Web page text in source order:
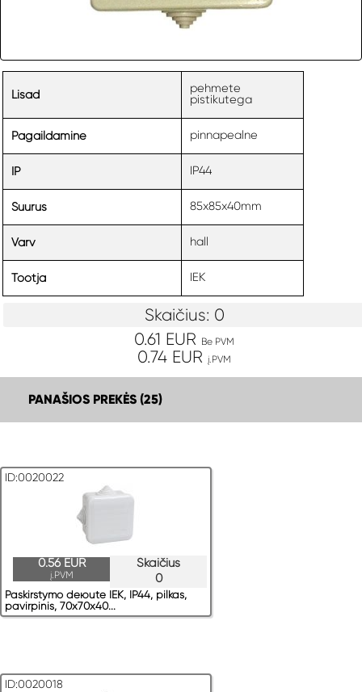
Lisad
pehmete
pistikutega
Pagaildamine pinnapealne
IP IP44
Suurus 85x85x40mm
Varv hall
Tootja IEK
Skaičius: 0
0.61 EUR Be PVM
0.74 EUR į.PVM
PANAŠIOS PREKĖS (25)
ID:0020022
Skaičius
0
0.56 EUR
į.PVM
Paskirstymo deюute IEK, IP44, pilkas,
pavirрinis, 70x70x40...
ID:0020018